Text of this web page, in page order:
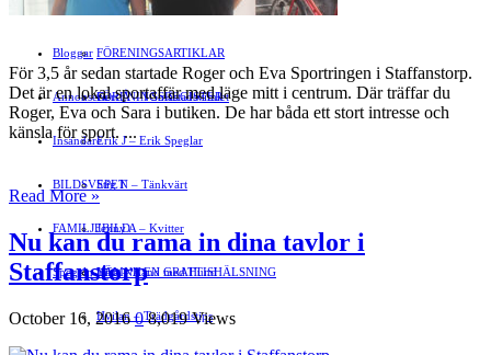
Evenemangskalender
FÖRENINGSARTIKLAR
FÖRENINGSREGISTER
PORTRÄTT
Bloggar
Gert Å – I Småstadsvimlet
Erik J – Erik Speglar
Stig N – Tänkvärt
Jenny A – Kvitter
Yrsa – Hand med Hund
Hvilan – Trädgårdstips
Annonsera
Insändare
BILDSVEPET
FAMILJEBILD
LÄMNA EN GRATTISHÄLSNING
Spegeln Info
För 3,5 år sedan startade Roger och Eva Sportringen i Staffanstorp.
Det är en lokal sportaffär med läge mitt i centrum. Där träffar du
Roger, Eva och Sara i butiken. De har båda ett stort intresse och
känsla för sport. ...
Read More »
Nu kan du rama in dina tavlor i
Staffanstorp
October 16, 2016 0 8,019 Views